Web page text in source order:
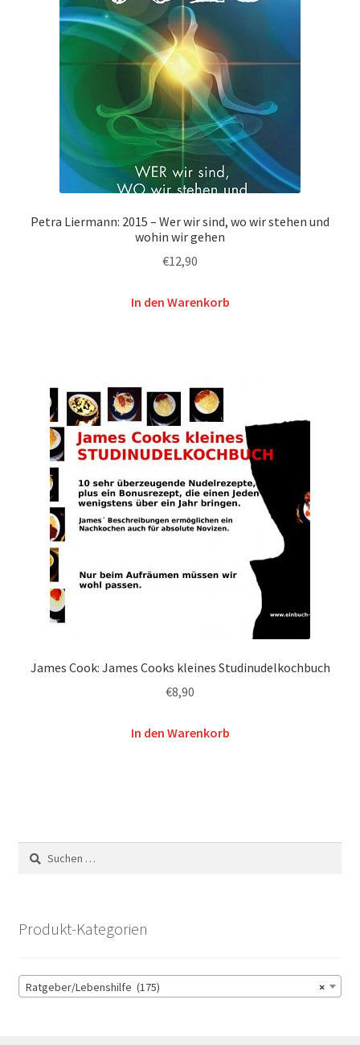
Petra Liermann: 2015 – Wer wir sind, wo wir stehen und
wohin wir gehen
€12,90
In den Warenkorb
James Cook: James Cooks kleines Studinudelkochbuch
€8,90
In den Warenkorb
Suchen
nach:
Produkt-Kategorien
×
Ratgeber/Lebenshilfe (175)